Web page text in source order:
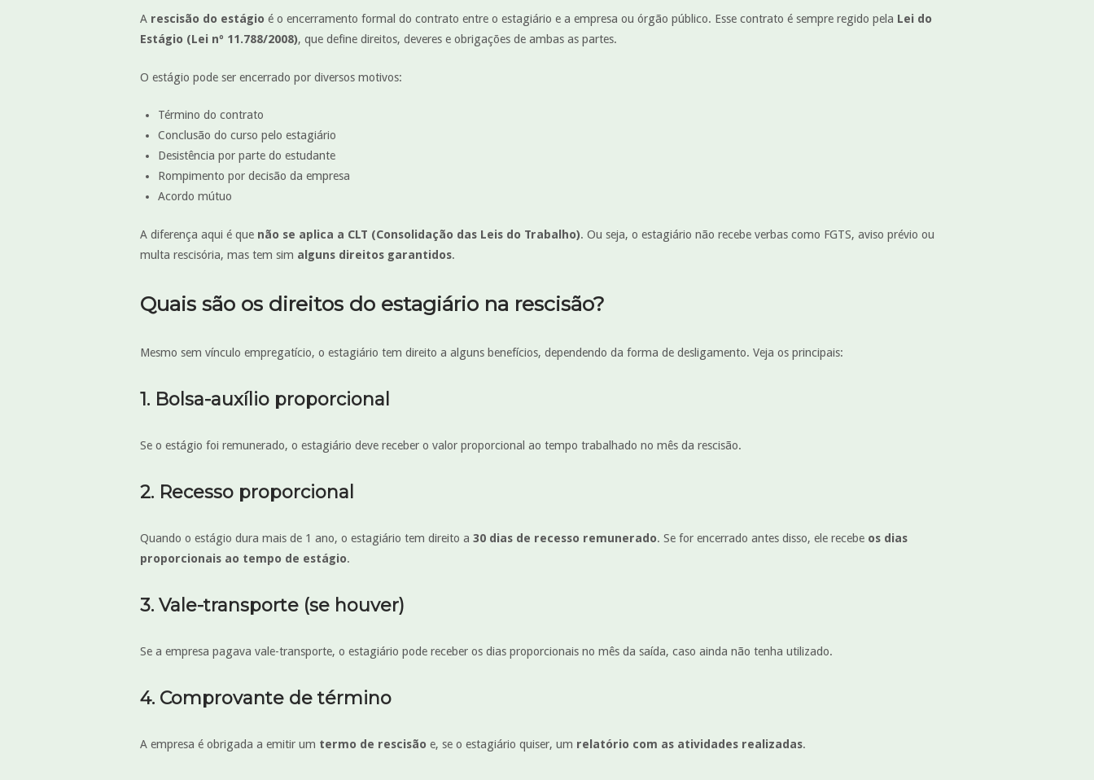
A rescisão do estágio é o encerramento formal do contrato entre o estagiário e a empresa ou órgão público. Esse contrato é sempre regido pela Lei do
Estágio (Lei nº 11.788/2008), que define direitos, deveres e obrigações de ambas as partes.
O estágio pode ser encerrado por diversos motivos:
Término do contrato
Conclusão do curso pelo estagiário
Desistência por parte do estudante
Rompimento por decisão da empresa
Acordo mútuo
A diferença aqui é que não se aplica a CLT (Consolidação das Leis do Trabalho). Ou seja, o estagiário não recebe verbas como FGTS, aviso prévio ou
multa rescisória, mas tem sim alguns direitos garantidos.
Quais são os direitos do estagiário na rescisão?
Mesmo sem vínculo empregatício, o estagiário tem direito a alguns benefícios, dependendo da forma de desligamento. Veja os principais:
1. Bolsa-auxílio proporcional
Se o estágio foi remunerado, o estagiário deve receber o valor proporcional ao tempo trabalhado no mês da rescisão.
2. Recesso proporcional
Quando o estágio dura mais de 1 ano, o estagiário tem direito a 30 dias de recesso remunerado. Se for encerrado antes disso, ele recebe os dias
proporcionais ao tempo de estágio.
3. Vale-transporte (se houver)
Se a empresa pagava vale-transporte, o estagiário pode receber os dias proporcionais no mês da saída, caso ainda não tenha utilizado.
4. Comprovante de término
A empresa é obrigada a emitir um termo de rescisão e, se o estagiário quiser, um relatório com as atividades realizadas.